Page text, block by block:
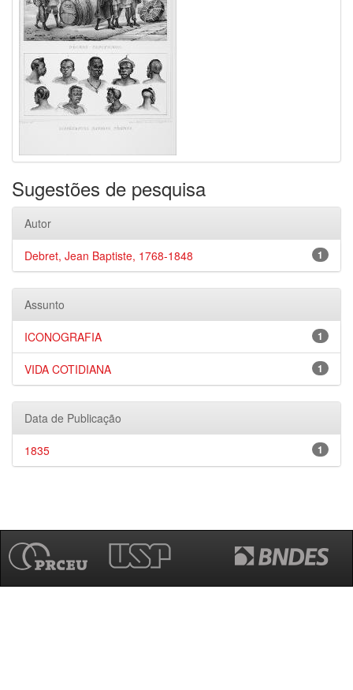
Sugestões de pesquisa
Autor
1
Debret, Jean Baptiste, 1768-1848
Assunto
1
ICONOGRAFIA
1
VIDA COTIDIANA
Data de Publicação
1
1835